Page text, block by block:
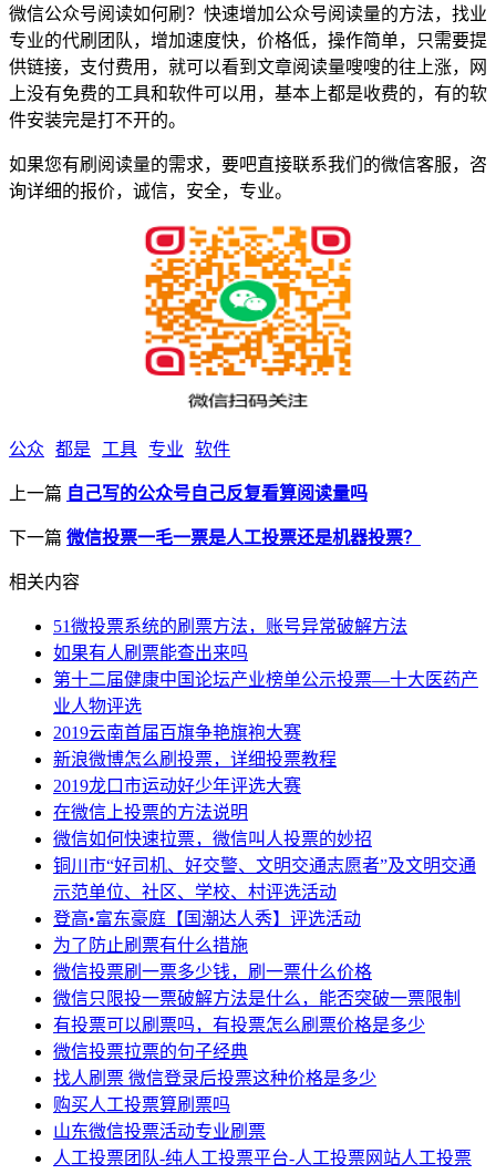
微信公众号阅读如何刷？快速增加公众号阅读量的方法，找业
专业的代刷团队，增加速度快，价格低，操作简单，只需要提
供链接，支付费用，就可以看到文章阅读量嗖嗖的往上涨，网
上没有免费的工具和软件可以用，基本上都是收费的，有的软
件安装完是打不开的。
如果您有刷阅读量的需求，要吧直接联系我们的微信客服，咨
询详细的报价，诚信，安全，专业。
公众 都是 工具 专业 软件
上一篇 自己写的公众号自己反复看算阅读量吗
下一篇 微信投票一毛一票是人工投票还是机器投票？
相关内容
51微投票系统的刷票方法，账号异常破解方法
如果有人刷票能查出来吗
第十二届健康中国论坛产业榜单公示投票—十大医药产
业人物评选
2019云南首届百旗争艳旗袍大赛
新浪微博怎么刷投票，详细投票教程
2019龙口市运动好少年评选大赛
在微信上投票的方法说明
微信如何快速拉票，微信叫人投票的妙招
铜川市“好司机、好交警、文明交通志愿者”及文明交通
示范单位、社区、学校、村评选活动
登高•富东豪庭【国潮达人秀】评选活动
为了防止刷票有什么措施
微信投票刷一票多少钱，刷一票什么价格
微信只限投一票破解方法是什么，能否突破一票限制
有投票可以刷票吗，有投票怎么刷票价格是多少
微信投票拉票的句子经典
找人刷票 微信登录后投票这种价格是多少
购买人工投票算刷票吗
山东微信投票活动专业刷票
人工投票团队-纯人工投票平台-人工投票网站人工投票